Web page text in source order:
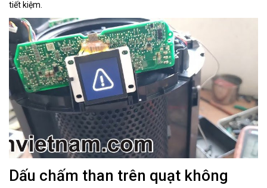
tiết kiệm.
Dấu chấm than trên quạt không